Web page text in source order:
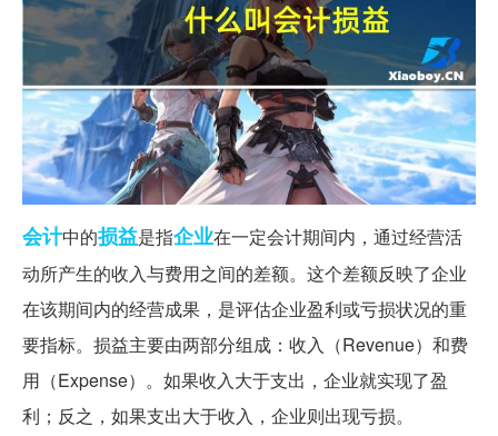
会计中的损益是指企业在一定会计期间内，通过经营活
动所产生的收入与费用之间的差额。这个差额反映了企业
在该期间内的经营成果，是评估企业盈利或亏损状况的重
要指标。损益主要由两部分组成：收入（Revenue）和费
用（Expense）。如果收入大于支出，企业就实现了盈
利；反之，如果支出大于收入，企业则出现亏损。